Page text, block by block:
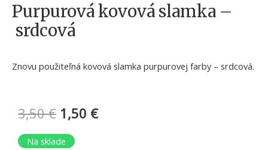
Purpurová kovová slamka –
srdcová
Znovu použiteľná kovová slamka purpurovej farby – srdcová.
3,50€ 1,50 €
Na sklade
množstvo